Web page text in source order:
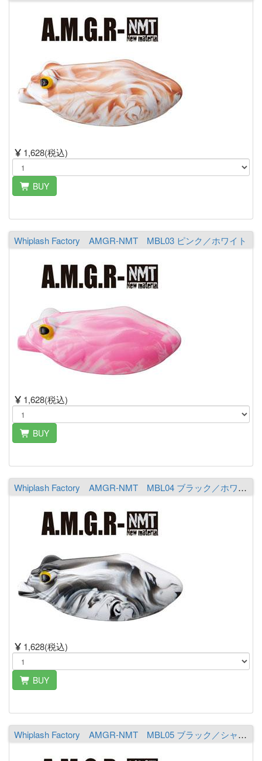
1,628(税込)
BUY
Whiplash Factory AMGR-NMT MBL03 ピンク／ホワイト
1,628(税込)
BUY
Whiplash Factory AMGR-NMT MBL04 ブラック／ホワイト
1,628(税込)
BUY
Whiplash Factory AMGR-NMT MBL05 ブラック／シャルト